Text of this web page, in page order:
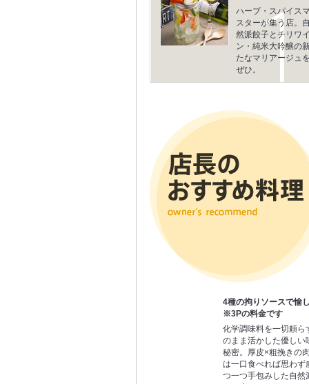
ハーブ・スパイス
スターが集う店。
然派餃子とチリワ
ン・純米大吟醸の
たなマリアージュ
ぜひ。
4種の拘りソースで愉
※3Pの料金です
化学調味料を一切頼ら
のまま活かした優しい
秘密。厚皮×粗挽きの
は一口食べれば思わず
つ一つ手包みした自然